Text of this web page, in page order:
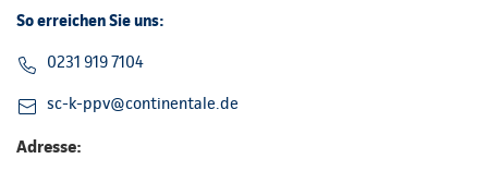
So erreichen Sie uns:
0231 919 7104
sc-k-ppv@continentale.de
Adresse: